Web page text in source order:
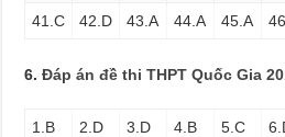
41.C 42.D 43.A 44.A 45.A
6.Đáp án đề thi THPT Quốc Gia
1.B 2.D 3.D 4.B 5.C